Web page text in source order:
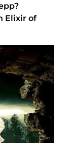
Elixir of